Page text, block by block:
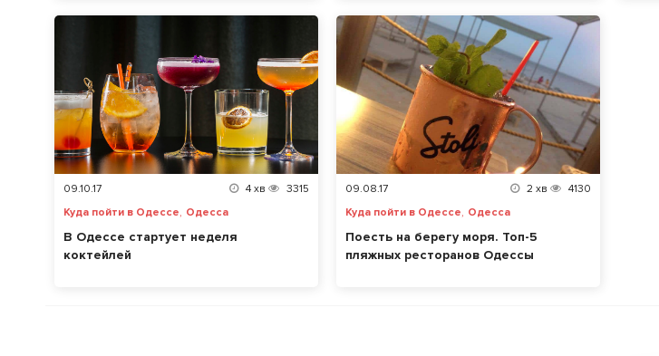
09.10.17 4 хв
3315
Куда пойти в Одессе, Одесса
В Одессе стартует неделя
коктейлей
09.08.17 2 хв
4130
Куда пойти в Одессе, Одесса
Поесть на берегу моря. Топ-5
пляжных ресторанов Одессы